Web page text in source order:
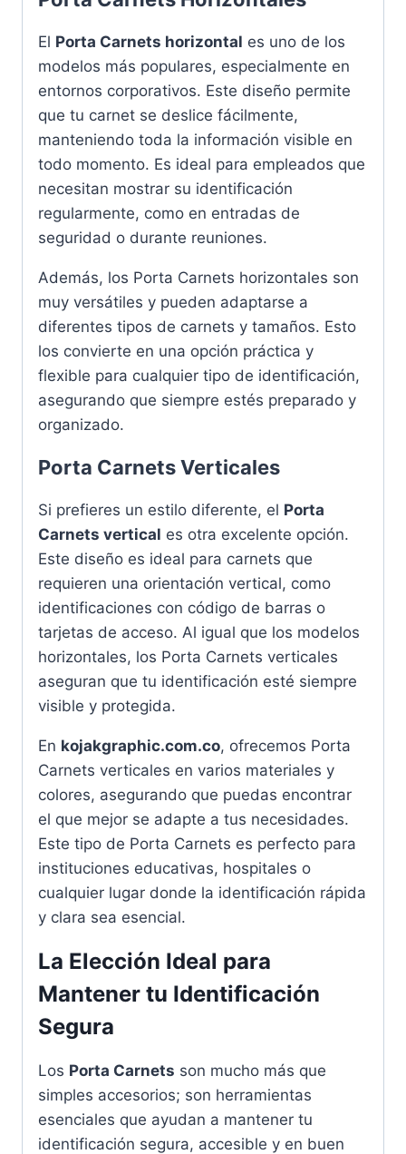
El Porta Carnets horizontal es uno de los
modelos más populares, especialmente en
entornos corporativos. Este diseño permite
que tu carnet se deslice fácilmente,
manteniendo toda la información visible en
todo momento. Es ideal para empleados que
necesitan mostrar su identificación
regularmente, como en entradas de
seguridad o durante reuniones.
Además, los Porta Carnets horizontales son
muy versátiles y pueden adaptarse a
diferentes tipos de carnets y tamaños. Esto
los convierte en una opción práctica y
flexible para cualquier tipo de identificación,
asegurando que siempre estés preparado y
organizado.
Porta Carnets Verticales
Si prefieres un estilo diferente, el Porta
Carnets vertical es otra excelente opción.
Este diseño es ideal para carnets que
requieren una orientación vertical, como
identificaciones con código de barras o
tarjetas de acceso. Al igual que los modelos
horizontales, los Porta Carnets verticales
aseguran que tu identificación esté siempre
visible y protegida.
En kojakgraphic.com.co, ofrecemos Porta
Carnets verticales en varios materiales y
colores, asegurando que puedas encontrar
el que mejor se adapte a tus necesidades.
Este tipo de Porta Carnets es perfecto para
instituciones educativas, hospitales o
cualquier lugar donde la identificación rápida
y clara sea esencial.
La Elección Ideal para
Mantener tu Identificación
Segura
Los Porta Carnets son mucho más que
simples accesorios; son herramientas
esenciales que ayudan a mantener tu
identificación segura, accesible y en buen